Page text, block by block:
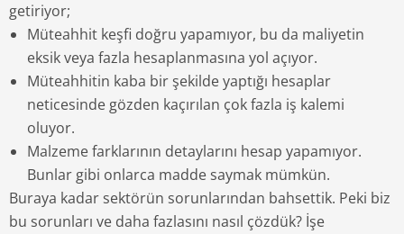
getiriyor;
Müteahhit keşfi doğru yapamıyor, bu da maliyetin
eksik veya fazla hesaplanmasına yol açıyor.
Müteahhitin kaba bir şekilde yaptığı hesaplar
neticesinde gözden kaçırılan çok fazla iş kalemi
oluyor.
Malzeme farklarının detaylarını hesap yapamıyor.
Bunlar gibi onlarca madde saymak mümkün.
Buraya kadar sektörün sorunlarından bahsettik. Peki biz
bu sorunları ve daha fazlasını nasıl çözdük? İşe